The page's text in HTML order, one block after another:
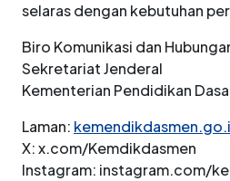
selaras dengan kebutuhan
Biro Komunikasi dan
Sekretariat Jenderal
Kementerian Pendidikan
Laman:
X: x.com/Kemdikdasmen
Instagram: instagram.com/